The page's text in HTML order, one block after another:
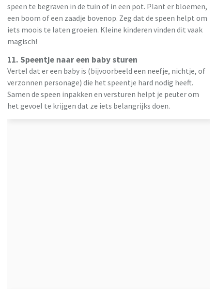
speen te begraven in de tuin of in een pot. Plant er bloemen,
een boom of een zaadje bovenop. Zeg dat de speen helpt om
iets moois te laten groeien. Kleine kinderen vinden dit vaak
magisch!
11. Speentje naar een baby sturen
Vertel dat er een baby is (bijvoorbeeld een neefje, nichtje, of
verzonnen personage) die het speentje hard nodig heeft.
Samen de speen inpakken en versturen helpt je peuter om
het gevoel te krijgen dat ze iets belangrijks doen.